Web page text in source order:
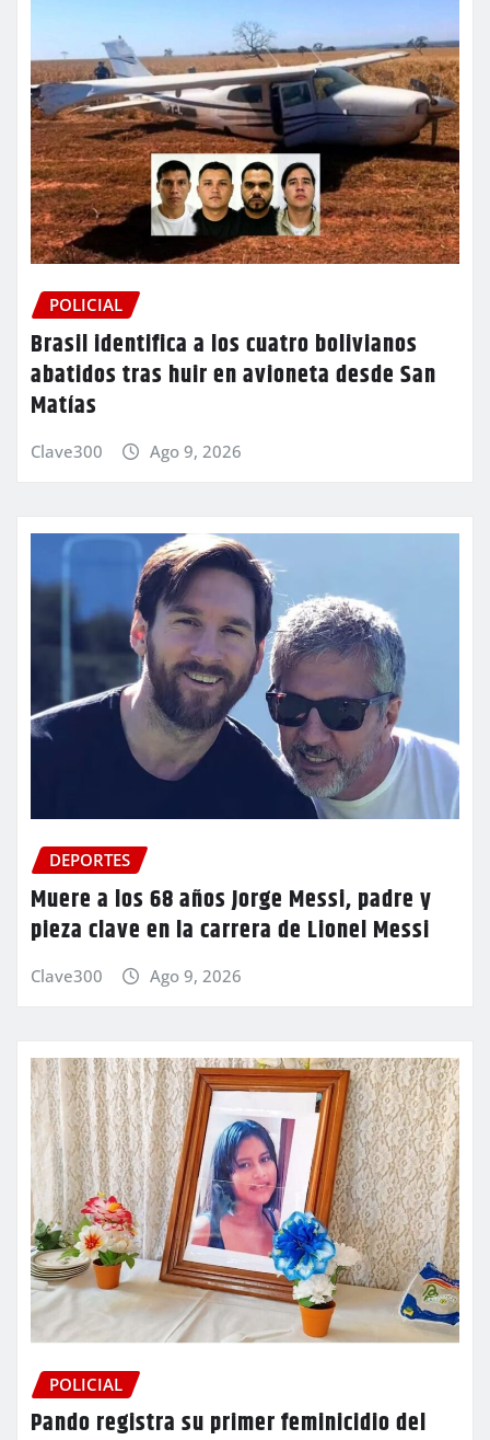
POLICIAL
Brasil identifica a los cuatro bolivianos
abatidos tras huir en avioneta desde San
Matías
Clave300 Ago 9, 2026
DEPORTES
Muere a los 68 años Jorge Messi, padre y
pieza clave en la carrera de Lionel Messi
Clave300 Ago 9, 2026
POLICIAL
Pando registra su primer feminicidio del